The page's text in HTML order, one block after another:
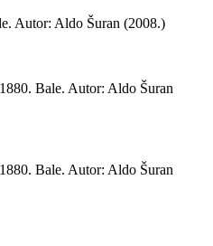
Autor: Aldo Šuran (2008.)
Bale. Autor: Aldo Šuran
Bale. Autor: Aldo Šuran